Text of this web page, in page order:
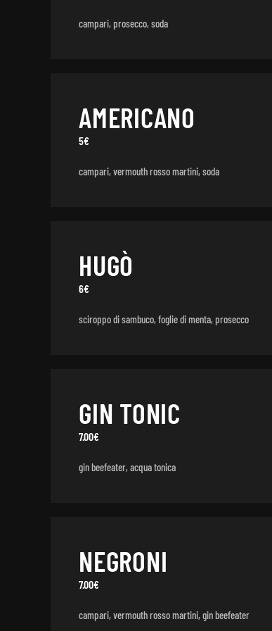
campari, prosecco, soda
AMERICANO
5€
campari, vermouth rosso martini, soda
HUGÒ
6€
sciroppo di sambuco, foglie di menta, prosecco
GIN TONIC
7.00€
gin beefeater, acqua tonica
NEGRONI
7.00€
campari, vermouth rosso martini, gin beefeater